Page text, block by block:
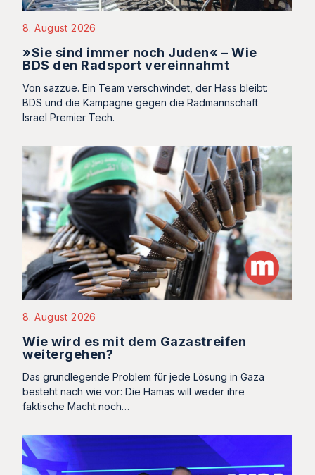
8. August 2026
»Sie sind immer noch Juden« – Wie
BDS den Radsport vereinnahmt
Von sazzue. Ein Team verschwindet, der Hass bleibt:
BDS und die Kampagne gegen die Radmannschaft
Israel Premier Tech.
8. August 2026
Wie wird es mit dem Gazastreifen
weitergehen?
Das grundlegende Problem für jede Lösung in Gaza
besteht nach wie vor: Die Hamas will weder ihre
faktische Macht noch…